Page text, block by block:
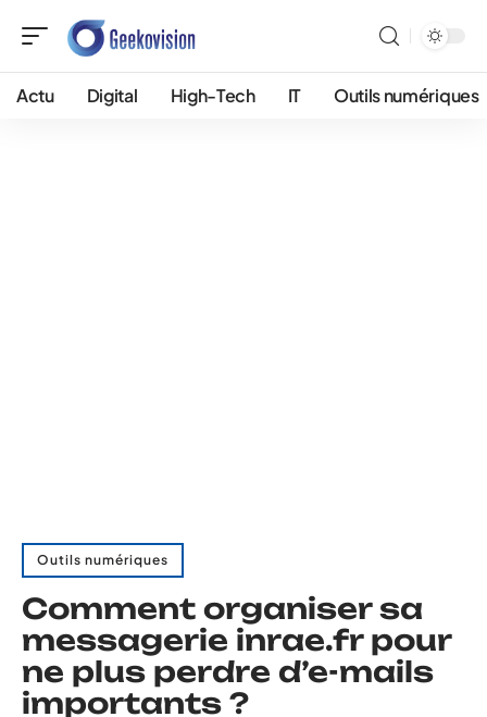
Actu Digital High-Tech IT Outils numériques
Outils numériques
Comment organiser sa
messagerie inrae.fr pour
ne plus perdre d’e-mails
importants ?